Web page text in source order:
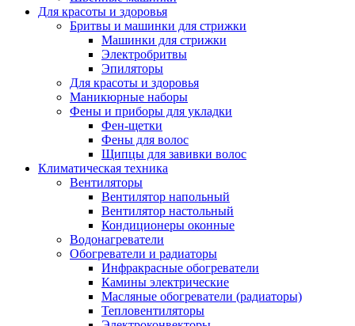
Для красоты и здоровья
Бритвы и машинки для стрижки
Машинки для стрижки
Электробритвы
Эпиляторы
Для красоты и здоровья
Маникюрные наборы
Фены и приборы для укладки
Фен-щетки
Фены для волос
Щипцы для завивки волос
Климатическая техника
Вентиляторы
Вентилятор напольный
Вентилятор настольный
Кондиционеры оконные
Водонагреватели
Обогреватели и радиаторы
Инфракрасные обогреватели
Камины электрические
Масляные обогреватели (радиаторы)
Тепловентиляторы